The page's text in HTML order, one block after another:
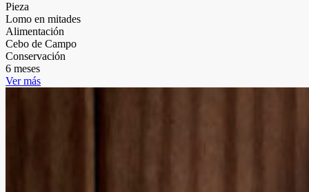
Pieza
Lomo en mitades
Alimentación
Cebo de Campo
Conservación
6 meses
Ver más